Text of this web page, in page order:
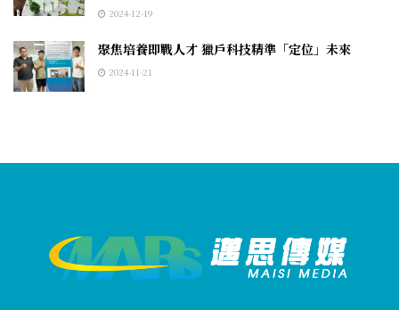
2024-12-19
聚焦培養即戰人才 獵戶科技精準「定位」未來
2024-11-21